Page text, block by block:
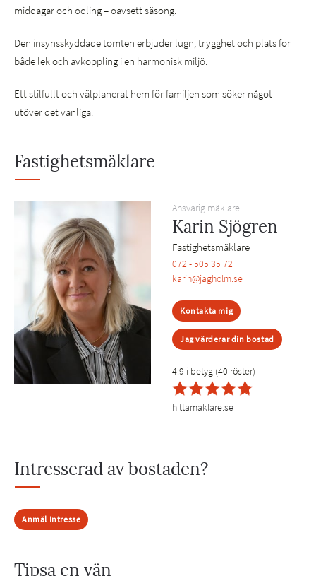
middagar och odling – oavsett säsong.
Den insynsskyddade tomten erbjuder lugn, trygghet och plats för
både lek och avkoppling i en harmonisk miljö.
Ett stilfullt och välplanerat hem för familjen som söker något
utöver det vanliga.
Fastighetsmäklare
Ansvarig mäklare
Karin Sjögren
Fastighetsmäklare
072 - 505 35 72
karin@jagholm.se
Kontakta mig
Jag värderar din bostad
4.9 i betyg (40 röster)
hittamaklare.se
Intresserad av bostaden?
Anmäl Intresse
Tipsa en vän